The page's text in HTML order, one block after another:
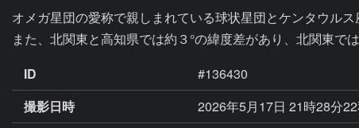
オメガ星団の愛称で親しまれている球状星団とケンタウル
また、北関東と高知県では約３°の緯度差があり、北関東で
ID
#136430
撮影日時
2026年5月17日 21時28分